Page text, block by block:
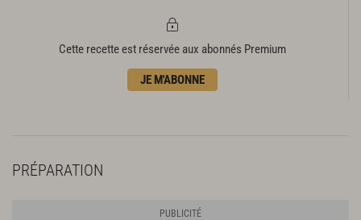
Cette recette est réservée aux abonnés Premium
JE M'ABONNE
PRÉPARATION